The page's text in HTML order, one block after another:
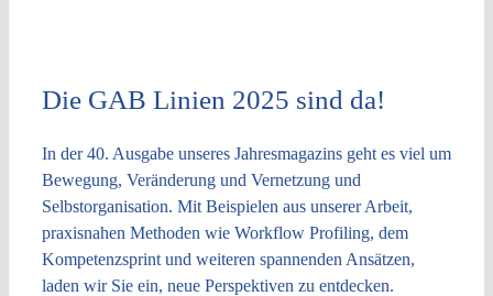
Die GAB Linien 2025 sind da!
In der 40. Ausgabe unseres Jahresmagazins geht es viel um
Bewegung, Veränderung und Vernetzung und
Selbstorganisation. Mit Beispielen aus unserer Arbeit,
praxisnahen Methoden wie Workflow Profiling, dem
Kompetenzsprint und weiteren spannenden Ansätzen,
laden wir Sie ein, neue Perspektiven zu entdecken.